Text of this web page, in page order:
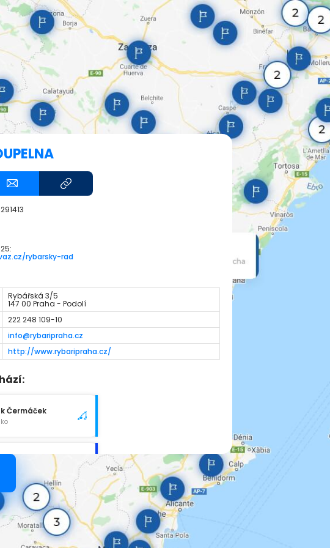
rybarsky-rad
Rybářská 3/5
147 00 Praha - Podolí
222 248 109-10
info@rybaripraha.cz
http://www.rybaripraha.cz/
Čermáček
2
Pleš